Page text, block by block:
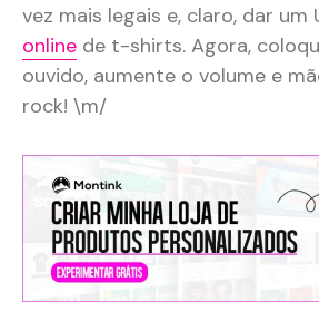
vez mais legais e, claro, dar um
online de t-shirts. Agora,
ouvido, aumente o volume e
rock! \m/